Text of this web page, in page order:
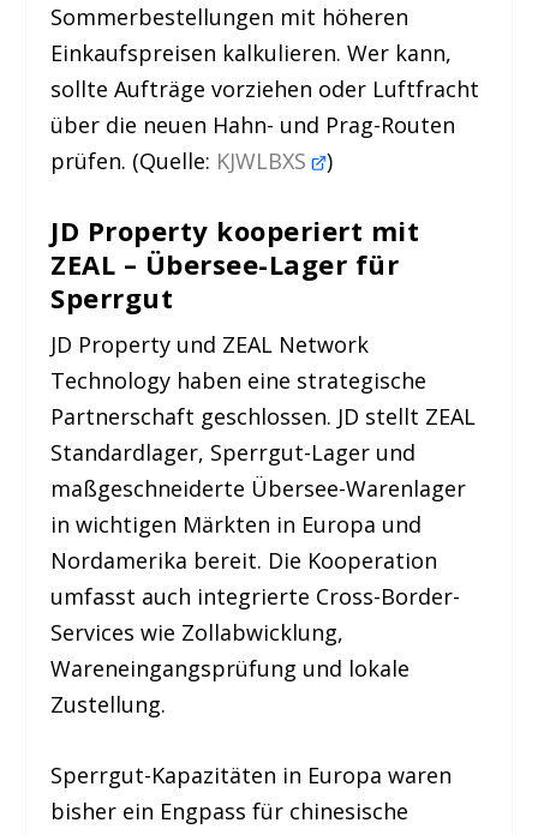
Sommerbestellungen mit höheren
Einkaufspreisen kalkulieren. Wer kann,
sollte Aufträge vorziehen oder Luftfracht
über die neuen Hahn- und Prag-Routen
prüfen. (Quelle: KJWLBXS )
JD Property kooperiert mit
ZEAL – Übersee-Lager für
Sperrgut
JD Property und ZEAL Network
Technology haben eine strategische
Partnerschaft geschlossen. JD stellt ZEAL
Standardlager, Sperrgut-Lager und
maßgeschneiderte Übersee-Warenlager
in wichtigen Märkten in Europa und
Nordamerika bereit. Die Kooperation
umfasst auch integrierte Cross-Border-
Services wie Zollabwicklung,
Wareneingangsprüfung und lokale
Zustellung.
Sperrgut-Kapazitäten in Europa waren
bisher ein Engpass für chinesische